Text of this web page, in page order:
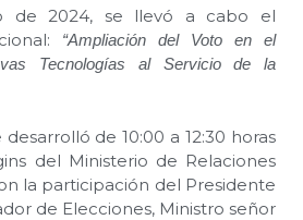
de 2024, se llevó a cabo el
“Ampliación del Voto en el
Tecnologías al Servicio de la
de 10:00 a 12:30 horas
del Ministerio de Relaciones
la participación del Presidente
de Elecciones, Ministro señor